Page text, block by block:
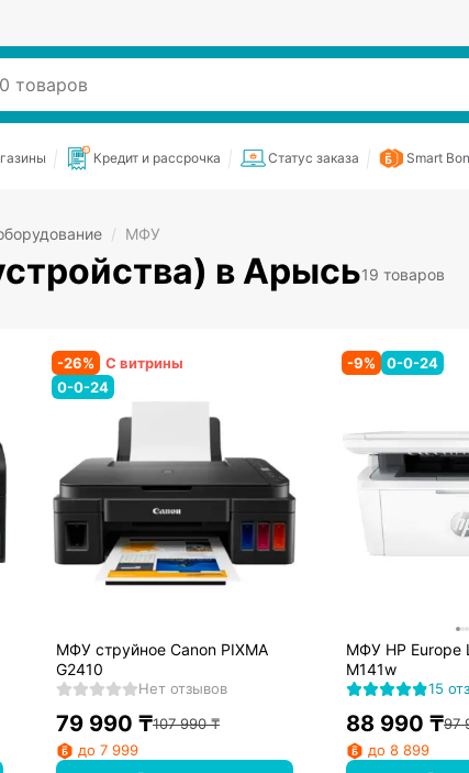
Кредит и рассрочка Статус заказа Smart
/ МФУ
в Арысь19 товаров
-26%
С витрины
0-0-24
МФУ струйное Canon PIXMA
G2410
Нет отзывов
79 990 ₸107 990₸
до 7 999
-9% 0-0-24
МФУ HP Europe
M141w
15
88 990 ₸97
до 8 899